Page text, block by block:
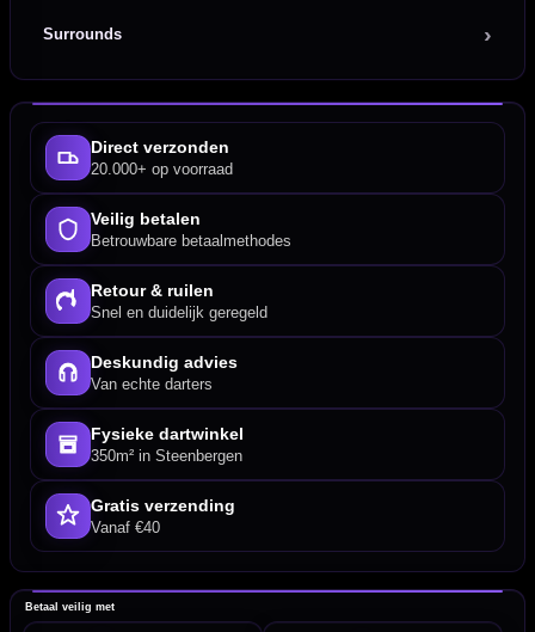
Surrounds
Direct verzonden
20.000+ op voorraad
Veilig betalen
Betrouwbare betaalmethodes
Retour & ruilen
Snel en duidelijk geregeld
Deskundig advies
Van echte darters
Fysieke dartwinkel
350m² in Steenbergen
Gratis verzending
Vanaf €40
Betaal veilig met